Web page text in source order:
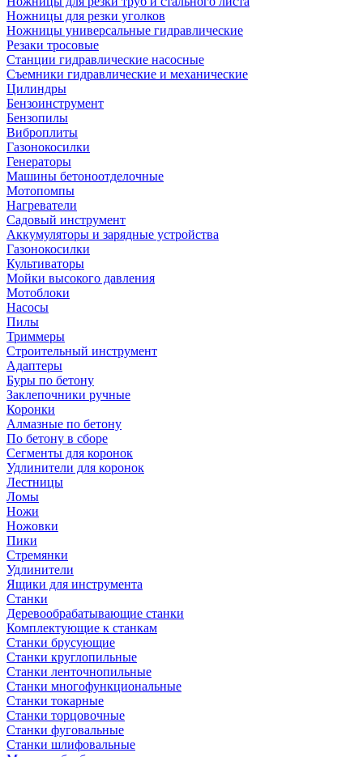
Ножницы для резки уголков
Ножницы универсальные гидравлические
Резаки тросовые
Станции гидравлические насосные
Съемники гидравлические и механические
Цилиндры
Бензоинструмент
Бензопилы
Виброплиты
Газонокосилки
Генераторы
Машины бетоноотделочные
Мотопомпы
Нагреватели
Садовый инструмент
Аккумуляторы и зарядные устройства
Газонокосилки
Культиваторы
Мойки высокого давления
Мотоблоки
Насосы
Пилы
Триммеры
Строительный инструмент
Адаптеры
Буры по бетону
Заклепочники ручные
Коронки
Алмазные по бетону
По бетону в сборе
Сегменты для коронок
Удлинители для коронок
Лестницы
Ломы
Ножи
Ножовки
Пики
Стремянки
Удлинители
Ящики для инструмента
Станки
Деревообрабатывающие станки
Комплектующие к станкам
Станки брусующие
Станки круглопильные
Станки ленточнопильные
Станки многофункциональные
Станки токарные
Станки торцовочные
Станки фуговальные
Станки шлифовальные